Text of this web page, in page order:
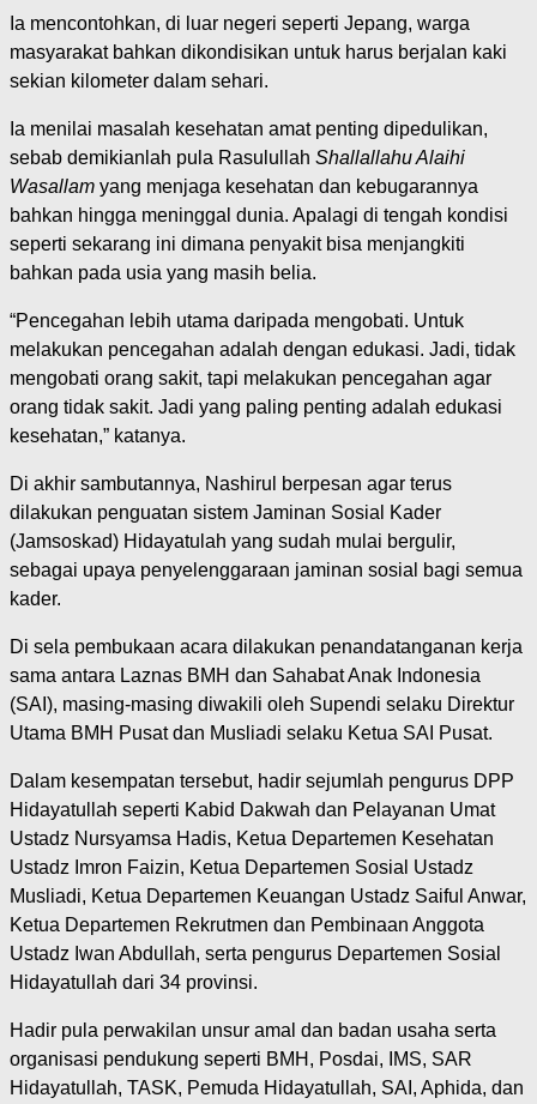
Ia mencontohkan, di luar negeri seperti Jepang, warga
masyarakat bahkan dikondisikan untuk harus berjalan kaki
sekian kilometer dalam sehari.
Ia menilai masalah kesehatan amat penting dipedulikan,
sebab demikianlah pula Rasulullah Shallallahu Alaihi
Wasallam yang menjaga kesehatan dan kebugarannya
bahkan hingga meninggal dunia. Apalagi di tengah kondisi
seperti sekarang ini dimana penyakit bisa menjangkiti
bahkan pada usia yang masih belia.
“Pencegahan lebih utama daripada mengobati. Untuk
melakukan pencegahan adalah dengan edukasi. Jadi, tidak
mengobati orang sakit, tapi melakukan pencegahan agar
orang tidak sakit. Jadi yang paling penting adalah edukasi
kesehatan,” katanya.
Di akhir sambutannya, Nashirul berpesan agar terus
dilakukan penguatan sistem Jaminan Sosial Kader
(Jamsoskad) Hidayatulah yang sudah mulai bergulir,
sebagai upaya penyelenggaraan jaminan sosial bagi semua
kader.
Di sela pembukaan acara dilakukan penandatanganan kerja
sama antara Laznas BMH dan Sahabat Anak Indonesia
(SAI), masing-masing diwakili oleh Supendi selaku Direktur
Utama BMH Pusat dan Musliadi selaku Ketua SAI Pusat.
Dalam kesempatan tersebut, hadir sejumlah pengurus DPP
Hidayatullah seperti Kabid Dakwah dan Pelayanan Umat
Ustadz Nursyamsa Hadis, Ketua Departemen Kesehatan
Ustadz Imron Faizin, Ketua Departemen Sosial Ustadz
Musliadi, Ketua Departemen Keuangan Ustadz Saiful Anwar,
Ketua Departemen Rekrutmen dan Pembinaan Anggota
Ustadz Iwan Abdullah, serta pengurus Departemen Sosial
Hidayatullah dari 34 provinsi.
Hadir pula perwakilan unsur amal dan badan usaha serta
organisasi pendukung seperti BMH, Posdai, IMS, SAR
Hidayatullah, TASK, Pemuda Hidayatullah, SAI, Aphida, dan